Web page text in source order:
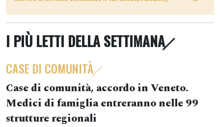
I PIÙ LETTI DELLA SETTIMANA
CASE DI COMUNITÀ
Case di comunità, accordo in Veneto.
Medici di famiglia entreranno nelle 99
strutture regionali